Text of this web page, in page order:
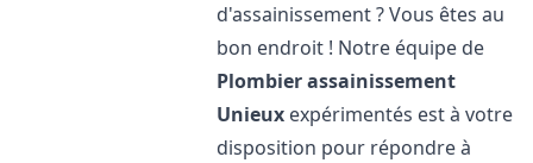
d'assainissement ? Vous êtes au
bon endroit ! Notre équipe de
Plombier assainissement
Unieux expérimentés est à votre
disposition pour répondre à